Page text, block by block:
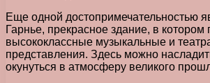
Еще одной достопримечательностью
Гарнье, прекрасное здание, в котором
высококлассные музыкальные и
представления. Здесь можно
окунуться в атмосферу великого